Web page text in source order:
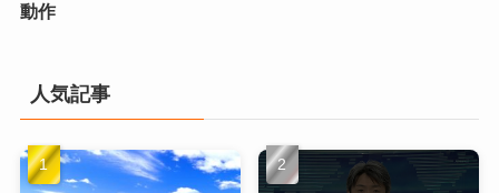
動作
人気記事